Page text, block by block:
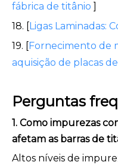
fábrica de titânio
18. [
Ligas Laminadas:
19. [
Fornecimento de
aquisição de placas
Perguntas
1. Como impurezas
afetam as barras de
Altos níveis de